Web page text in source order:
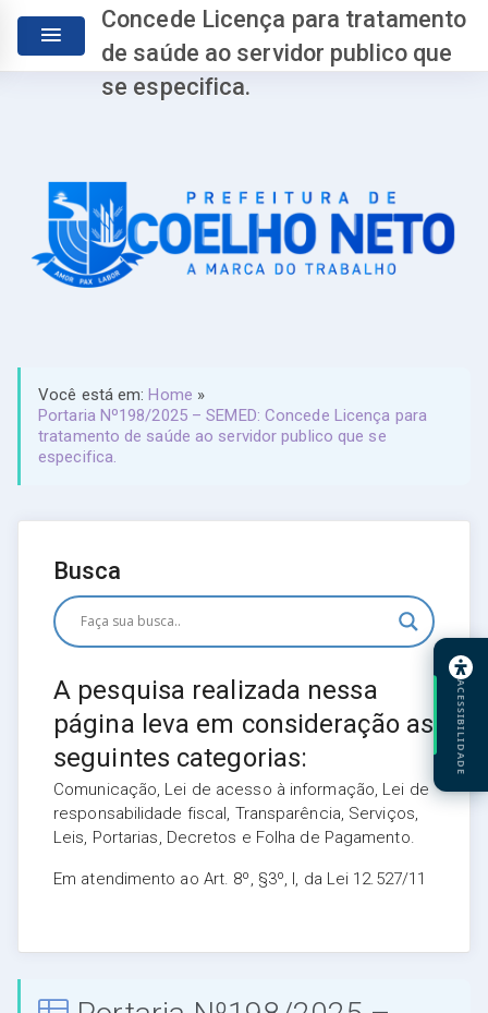
Concede Licença para tratamento
de saúde ao servidor publico que
se especifica.
Você está em:Home »
Portaria Nº198/2025 – SEMED: Concede Licença para
tratamento de saúde ao servidor publico que se
especifica.
Busca
A pesquisa realizada nessa
página leva em consideração as
seguintes categorias:
Comunicação, Lei de acesso à informação, Lei de
responsabilidade fiscal, Transparência, Serviços,
Leis, Portarias, Decretos e Folha de Pagamento.
Em atendimento ao Art. 8º, §3º, I, da Lei 12.527/11
ACESSIBILIDADE